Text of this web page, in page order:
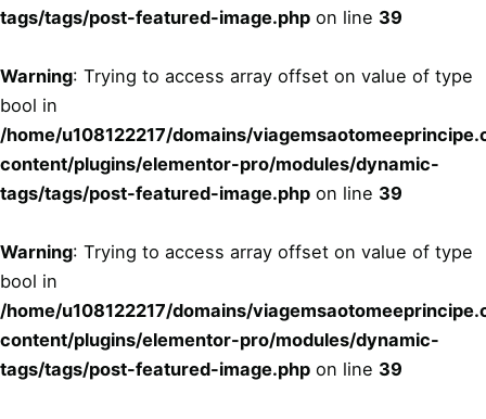
tags/tags/post-featured-image.php on line 39
Warning: Trying to access array offset on value of type
bool in
/home/u108122217/domains/
content/plugins/elementor-pro/modules/dynamic-
tags/tags/post-featured-image.php on line 39
Warning: Trying to access array offset on value of type
bool in
/home/u108122217/domains/
content/plugins/elementor-pro/modules/dynamic-
tags/tags/post-featured-image.php on line 39